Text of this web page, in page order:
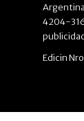
4204-
Edicin